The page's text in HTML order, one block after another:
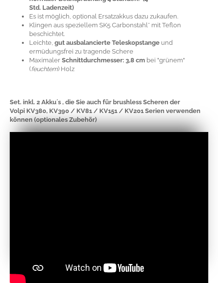
Std. Ladenzeit)
Es ist möglich, optional Ersatzakkus dazu zukaufen.
Klingen aus speziellem SK5 Carbonstahl* mit Teflon
beschichtet.
Leichte, gut ausbalancierte Teleskopstange und
ermüdungsfrei zu tragende Schere
Maximaler Schnittdurchmesser: 3,8 cm bei "grünem"
(feuchtem) Holz
Set. inkl. 2 Akku´s , die Sie auch für brushless Scheren der
Volpi KV380, KV390 / KV81 / KV151 / KV201 Serien verwenden
können (optionales Zubehör)